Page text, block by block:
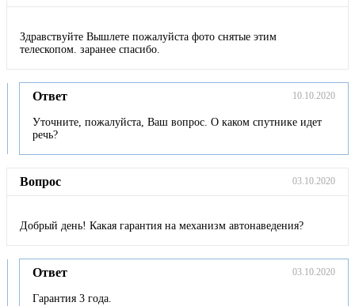
Здравствуйте Вышлете пожалуйста фото снятые этим
телескопом. заранее спасибо.
Ответ 10.10.2020
Уточните, пожалуйста, Ваш вопрос. О каком спутнике идет
речь?
Вопрос 03.10.2020
Добрый день! Какая гарантия на механизм автонаведения?
Ответ 03.10.2020
Гарантия 3 года.